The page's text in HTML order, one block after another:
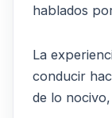
hablados
La
conducir
de lo